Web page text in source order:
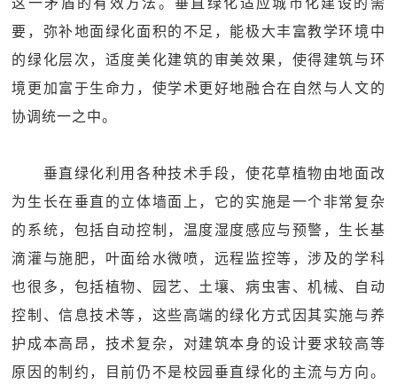
这一矛盾的有效方法。垂直绿化适应城市化建设的需
要，弥补地面绿化面积的不足，能极大丰富教学环境中
的绿化层次，适度美化建筑的审美效果，使得建筑与环
境更加富于生命力，使学术更好地融合在自然与人文的
协调统一之中。
垂直绿化利用各种技术手段，使花草植物由地面改
为生长在垂直的立体墙面上，它的实施是一个非常复杂
的系统，包括自动控制，温度湿度感应与预警，生长基
滴灌与施肥，叶面给水微喷，远程监控等，涉及的学科
也很多，包括植物、园艺、土壤、病虫害、机械、自动
控制、信息技术等，这些高端的绿化方式因其实施与养
护成本高昂，技术复杂，对建筑本身的设计要求较高等
原因的制约，目前仍不是校园垂直绿化的主流与方向。